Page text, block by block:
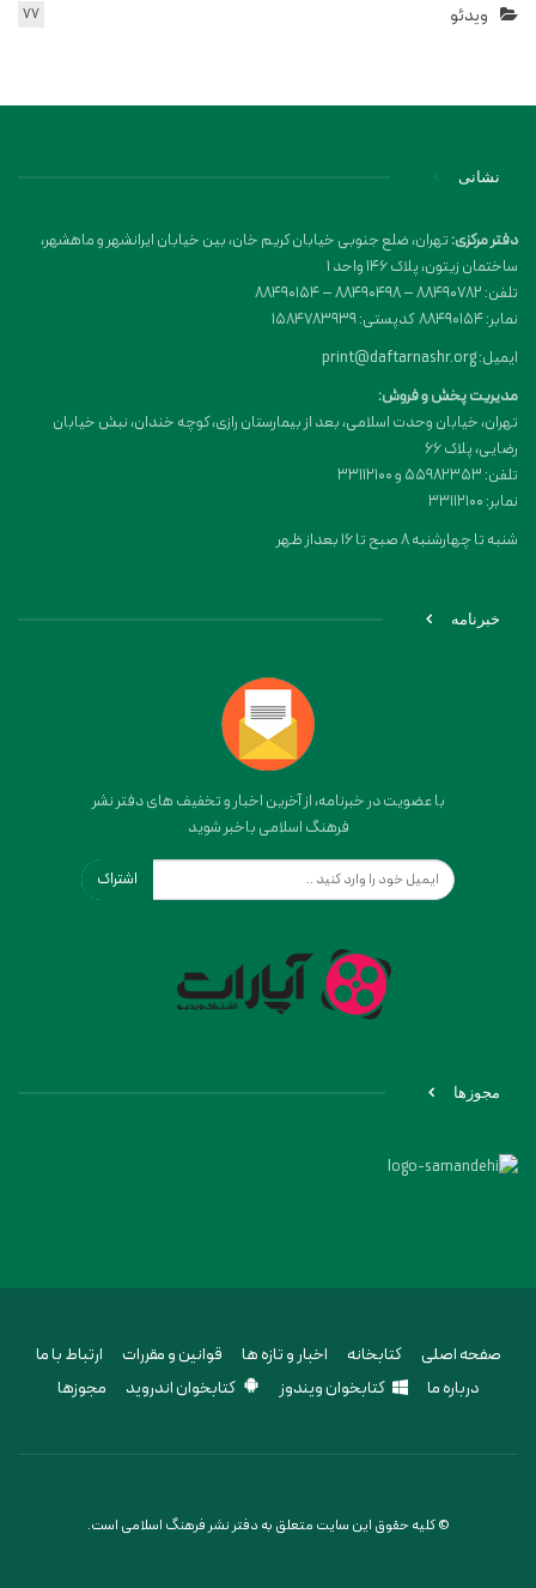
ویدئو 77
نشانی
دفتر مرکزی:تهران، ضلع جنوبی خیابان کریم خان، بین خیابان ایرانشهر و ماهشهر،
ساختمان زیتون، پلاک 146 واحد 1
تلفن: 88490782 – 88490498 – 88490154
نمابر: 88490154 کدپستی: 1584783939
ایمیل: print@daftarnashr.org
مدیریت پخش و فروش:
تهران، خیابان وحدت اسلامی، بعد از بیمارستان رازی، کوچه خندان، نبش خیابان
رضایی، پلاک ۶۶
تلفن: 55982353 و 33112100
نمابر: 33112100
شنبه تا چهارشنبه 8 صبح تا 16 بعداز ظهر
خبرنامه
با عضویت در خبرنامه، از آخرین اخبار و تخفیف های دفتر نشر
فرهنگ اسلامی باخبر شوید
اشتراک
مجوزها
صفحه اصلی کتابخانه اخبار و تازه ها قوانین و مقررات
ارتباط با ما
درباره ما
کتابخوان ویندوز کتابخوان اندروید مجوزها
© کلیه حقوق این سایت متعلق به دفتر نشر فرهنگ اسلامی است.